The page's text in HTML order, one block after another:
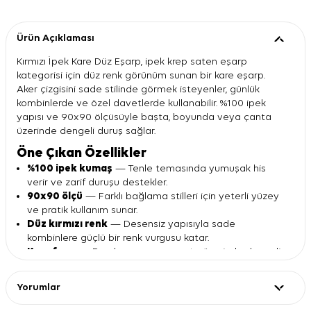
Ürün Açıklaması
Kırmızı İpek Kare Düz Eşarp, ipek krep saten eşarp
kategorisi için düz renk görünüm sunan bir kare eşarp.
Aker çizgisini sade stilinde görmek isteyenler, günlük
kombinlerde ve özel davetlerde kullanabilir. %100 ipek
yapısı ve 90x90 ölçüsüyle başta, boyunda veya çanta
üzerinde dengeli duruş sağlar.
Öne Çıkan Özellikler
%100 ipek kumaş — Tenle temasında yumuşak his
verir ve zarif duruşu destekler.
90x90 ölçü — Farklı bağlama stilleri için yeterli yüzey
ve pratik kullanım sunar.
Düz kırmızı renk — Desensiz yapısıyla sade
kombinlere güçlü bir renk vurgusu katar.
Kare form
— Baş, boyun veya çanta üzerinde dengeli
şık ve net bir ifade oluşturur.
Yorumlar